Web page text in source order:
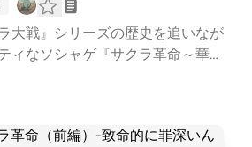
大戦』シリーズの歴史を追いなが
ィなソシャゲ『サクラ革命～華咲
を行いました。後編です。